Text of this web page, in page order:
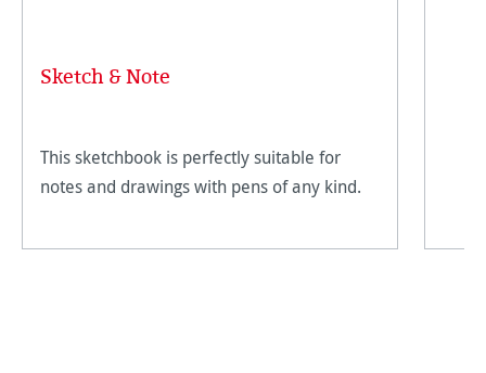
Sketch & Note
This sketchbook is perfectly suitable for
notes and drawings with pens of any kind.